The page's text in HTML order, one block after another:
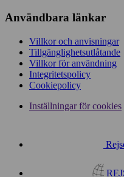
Användbara länkar
Villkor och anvisningar
Tillgänglighetsutlåtande
Villkor för användning
Integritetspolicy
Cookiepolicy
Inställningar för cookies